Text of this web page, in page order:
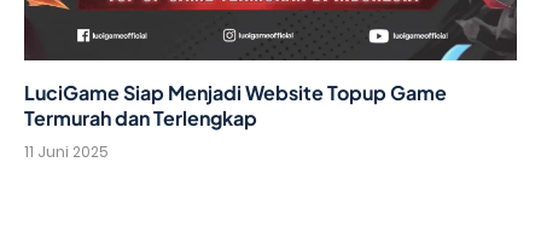
LuciGame Siap Menjadi Website Topup Game
Termurah dan Terlengkap
11 Juni 2025